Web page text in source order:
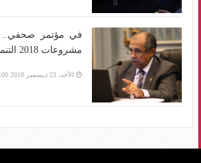
في مؤتمر صحفي..
مشروعات 2018 التنموية
الأحد، 23 ديسمبر 2018 06:00 م